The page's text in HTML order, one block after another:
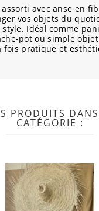
assorti avec anse en
vos objets du
Idéal comme
pot ou simple objet
fois pratique et
PRODUITS
CATÉGORIE :